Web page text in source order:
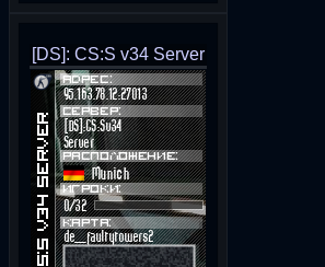
[DS]: CS:S v34 Server